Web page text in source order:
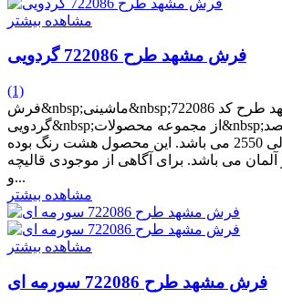
مشاهده بیشتر
فرش مشهد طرح 722086 گردویی
(1)
فرش&nbsp;ماشینی&nbsp;مشهد طرح کد 722086
گردویی&nbsp;از مجموعه محصولات&nbsp;هفتصد&nbsp;شانه بوده
که دارای تراکم طولی 2550 می باشد. این محصول هشت رنگ بوده
بایر آلمان می باشد. برای آگاهی از موجودی قالیچه
و...
مشاهده بیشتر
مشاهده بیشتر
فرش مشهد طرح 722086 سورمه ای